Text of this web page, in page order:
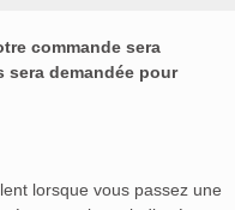
commande sera
sera demandée pour
lorsque vous passez une